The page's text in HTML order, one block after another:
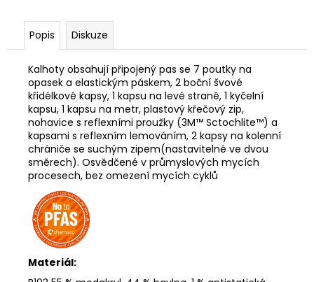
Popis Diskuze
Kalhoty obsahují připojený pas se 7 poutky na
opasek a elastickým páskem, 2 boční švové
křidélkové kapsy, 1 kapsu na levé straně, 1 kyčelní
kapsu, 1 kapsu na metr, plastový křečový zip,
nohavice s reflexními proužky (3M™ Sctochlite™) a
kapsami s reflexním lemováním, 2 kapsy na kolenní
chrániče se suchým zipem(nastavitelné ve dvou
směrech). Osvědčené v průmyslových mycích
procesech, bez omezení mycích cyklů
Materiál: